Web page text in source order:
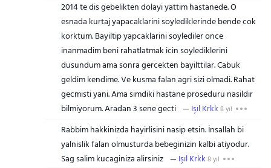
2014 te dis gebelikten dolayi yattim hastanede. O
esnada kurtaj yapacaklarini soylediklerinde bende cok
korktum. Bayiltip yapcaklarini soylediler once
inanmadim beni rahatlatmak icin soylediklerini
dusundum ama sonra gercekten bayilttilar. Cabuk
geldim kendime. Ve kusma falan agri sizi olmadi. Rahat
gecmisti yani. Ama simdiki hastane proseduru nasildir
bilmiyorum. Aradan 3 sene gecti
Işıl Krkk 8 yıl
Rabbim hakkinizda hayirlisini nasip etsin. İnsallah bi
yalnislik falan olmusturda bebeginizin kalbi atiyodur.
Sag salim kucaginiza alirsiniz
Işıl Krkk 8 yıl